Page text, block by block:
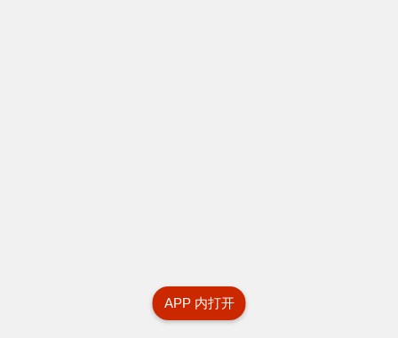
APP 内打开